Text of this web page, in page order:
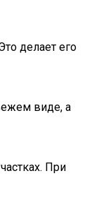
делает его
виде, а
При